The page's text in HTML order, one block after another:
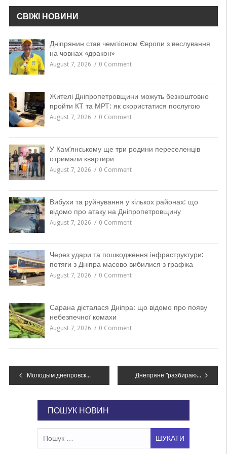
СВІЖІ НОВИНИ
Дніпрянин став чемпіоном Європи з веслування
на човнах «дракон»
August 7, 2026 0 Comment
Жителі Дніпропетровщини можуть безкоштовно
пройти КТ та МРТ: як скористатися послугою
August 7, 2026 0 Comment
У Кам’янському ще три родини переселенців
отримали квартири
August 7, 2026 0 Comment
Вибухи та руйнування у кількох районах: що
відомо про атаку на Дніпропетровщину
August 7, 2026 0 Comment
Через удари та пошкодження інфраструктури:
потяги з Дніпра масово вибилися з графіка
August 7, 2026 0 Comment
Сарана дісталася Дніпра: що відомо про появу
небезпечної комахи
August 7, 2026 0 Comment
Навігація
Молодым днепровским бизнесменам будут давать деньги за идеи Днепряне “разбирают” субсидии, как горячие пирожки
ПОШУК НОВИН